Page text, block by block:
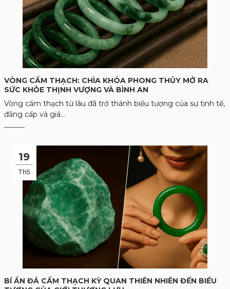
VÒNG CẨM THẠCH: CHÌA KHÓA PHONG THỦY MỞ RA
SỨC KHỎE THỊNH VƯỢNG VÀ BÌNH AN
Vòng cẩm thạch từ lâu đã trở thành biểu tượng của sự tinh tế,
đẳng cấp và giá...
19
Th5
BÍ ẨN ĐÁ CẨM THẠCH KỲ QUAN THIÊN NHIÊN ĐẾN BIỂU